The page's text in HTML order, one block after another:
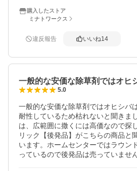
る予定です。枯れることを期待してま
購入したストア
ミナトワークス
違反報告 いいね14
一般的な安価な除草剤ではオヒ
5.0
一般的な安価な除草剤ではオヒシバ
耐性しているため枯れないと聞きま
は、広範囲に撒くには高価なので探
リック【後発品】がこちらの商品と
います。ホームセンターではラウン
っているので後発品は売っていませ